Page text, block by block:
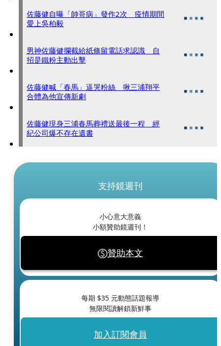
佐藤健自曝「帥哥病」發作2次 疫情期間
愛上吳柏毅
男神佐藤健攔截給紙條留電話求認識 自
招是鐵粉主動出擊
佐藤健喊「春馬」逼哭粉絲 揪三浦翔平
合體為他宣傳新劇
佐藤健現身三浦春馬葬禮送最後一程 經
紀公司爆不存在遺書
支持鏡週刊
小心意大意義
小額贊助鏡週刊！
贊助本文
每期 $35 元動態話題報導
無限閱讀解鎖新鮮事
加入訂閱會員